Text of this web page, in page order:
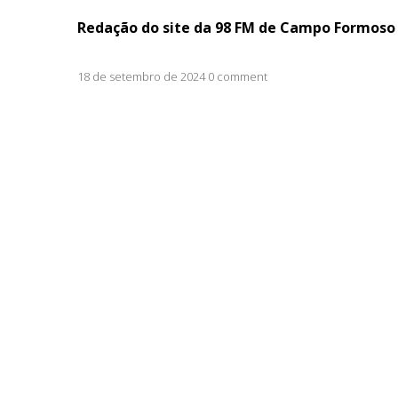
Redação do site da 98 FM de Campo Formoso
18 de setembro de 2024 0 comment